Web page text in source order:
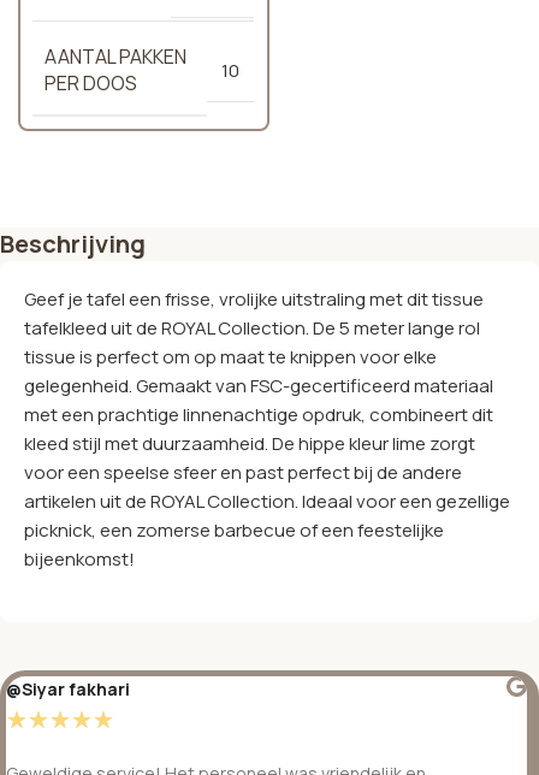
AANTAL PAKKEN
PER DOOS
10
Beschrijving
Geef je tafel een frisse, vrolijke uitstraling met dit tissue
tafelkleed uit de ROYAL Collection. De 5 meter lange rol
tissue is perfect om op maat te knippen voor elke
gelegenheid. Gemaakt van FSC-gecertificeerd materiaal
met een prachtige linnenachtige opdruk, combineert dit
kleed stijl met duurzaamheid. De hippe kleur lime zorgt
voor een speelse sfeer en past perfect bij de andere
artikelen uit de ROYAL Collection. Ideaal voor een gezellige
picknick, een zomerse barbecue of een feestelijke
bijeenkomst!
@Siyar fakhari
☆☆☆☆☆